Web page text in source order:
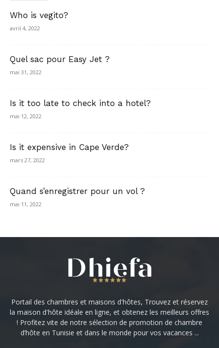
Who is vegito?
avril 4, 2022
Quel sac pour Easy Jet ?
mai 31, 2022
Is it too late to check into a hotel?
mai 12, 2022
Is it expensive in Cape Verde?
mars 27, 2022
Quand s’enregistrer pour un vol ?
mai 11, 2022
Portail des chambres et maisons d'hôtes, Trouvez et réservez
la maison d'hôte idéale en ligne, et obtenez les meilleurs offres
! Profitez vite de notre sélection de promotion de chambre
d’hôte en Tunisie et dans le monde pour vos vacances ...